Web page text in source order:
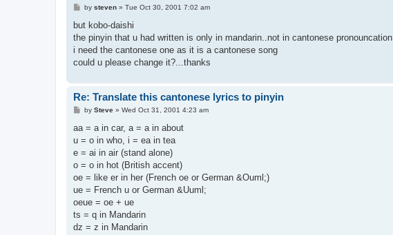
P
s
by steven» Tue Oct 30, 2001 7:02 am
but kobo-daishi
the pinyin that u had written is only in mandarin..not in cantonese pronouncation
i need the cantonese one as it is a cantonese song
could u please change it?...thanks
Re: Translate this cantonese lyrics to pinyin
P
s
by Steve» Wed Oct 31, 2001 4:23 am
aa = a in car, a = a in about
u = o in who, i = ea in tea
e = ai in air (stand alone)
o = o in hot (British accent)
oe = like er in her (French oe or German &Ouml;)
ue = French u or German &Uuml;
oeue = oe + ue
ts = q in Mandarin
dz = z in Mandarin